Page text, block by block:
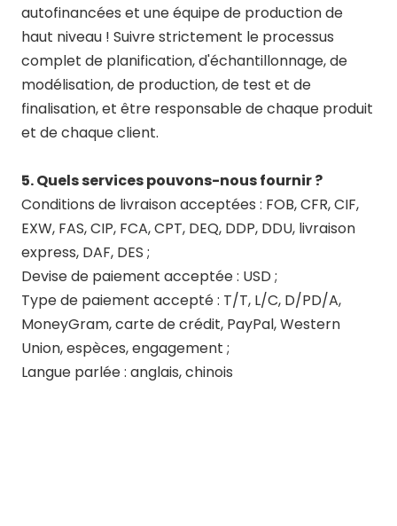
autofinancées et une équipe de production de
haut niveau ! Suivre strictement le processus
complet de planification, d'échantillonnage, de
modélisation, de production, de test et de
finalisation, et être responsable de chaque produit
et de chaque client.
5. Quels services pouvons-nous fournir ?
Conditions de livraison acceptées : FOB, CFR, CIF,
EXW, FAS, CIP, FCA, CPT, DEQ, DDP, DDU, livraison
express, DAF, DES ;
Devise de paiement acceptée : USD ;
Type de paiement accepté : T/T, L/C, D/PD/A,
MoneyGram, carte de crédit, PayPal, Western
Union, espèces, engagement ;
Langue parlée : anglais, chinois